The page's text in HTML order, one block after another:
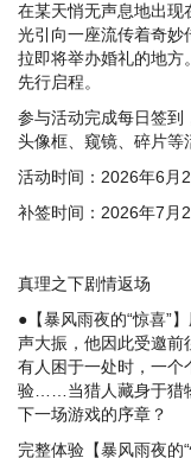
在某天悄无声息地出现
光引向一座流传着奇妙
拉即将举办婚礼的地方
先行启程。
参与活动完成每日签到
头像框、窥镜、碎片等
活动时间：2026年6月
补签时间：2026年7月
真理之下剧情返场
●【暴风雨夜的“惊喜”
声大振，他因此受邀前
有人困于一处时，一个
验……当猎人藏身于猎
下一场游戏的序章？
完整体验【暴风雨夜的